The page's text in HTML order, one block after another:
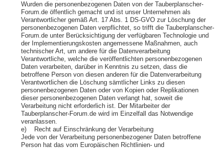
Wurden die personenbezogenen Daten von der Tauberplanscher-
Forum.de öffentlich gemacht und ist unser Unternehmen als
Verantwortlicher gemäß Art. 17 Abs. 1 DS-GVO zur Löschung der
personenbezogenen Daten verpflichtet, so trifft die Tauberplanscher-
Forum.de unter Berücksichtigung der verfügbaren Technologie und
der Implementierungskosten angemessene Maßnahmen, auch
technischer Art, um andere für die Datenverarbeitung
Verantwortliche, welche die veröffentlichten personenbezogenen
Daten verarbeiten, darüber in Kenntnis zu setzen, dass die
betroffene Person von diesen anderen für die Datenverarbeitung
Verantwortlichen die Löschung sämtlicher Links zu diesen
personenbezogenen Daten oder von Kopien oder Replikationen
dieser personenbezogenen Daten verlangt hat, soweit die
Verarbeitung nicht erforderlich ist. Der Mitarbeiter der
Tauberplanscher-Forum.de wird im Einzelfall das Notwendige
veranlassen.
e) Recht auf Einschränkung der Verarbeitung
Jede von der Verarbeitung personenbezogener Daten betroffene
Person hat das vom Europäischen Richtlinien- und